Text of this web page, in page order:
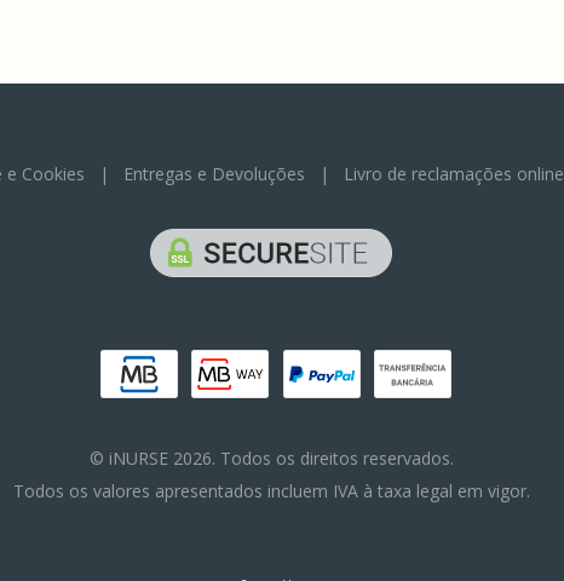
e Cookies | Entregas e Devoluções | Livro de reclamações online
© iNURSE 2026. Todos os direitos reservados.
Todos os valores apresentados incluem IVA à taxa legal em vigor.